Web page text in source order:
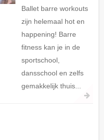
Ballet barre workouts
zijn helemaal hot en
happening! Barre
fitness kan je in de
sportschool,
dansschool en zelfs
gemakkelijk thuis...